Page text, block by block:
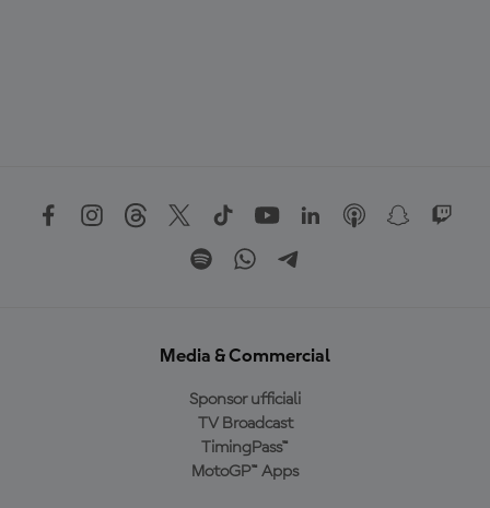
Media & Commercial
Sponsor ufficiali
TV Broadcast
TimingPass™
MotoGP™ Apps